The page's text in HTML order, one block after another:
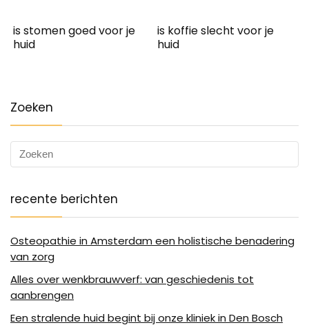
is stomen goed voor je
huid
is koffie slecht voor je
huid
Zoeken
recente berichten
Osteopathie in Amsterdam een holistische benadering
van zorg
Alles over wenkbrauwverf: van geschiedenis tot
aanbrengen
Een stralende huid begint bij onze kliniek in Den Bosch